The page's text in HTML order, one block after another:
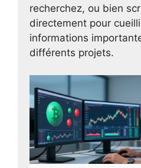
recherchez, ou bien
directement pour
informations
différents projets.